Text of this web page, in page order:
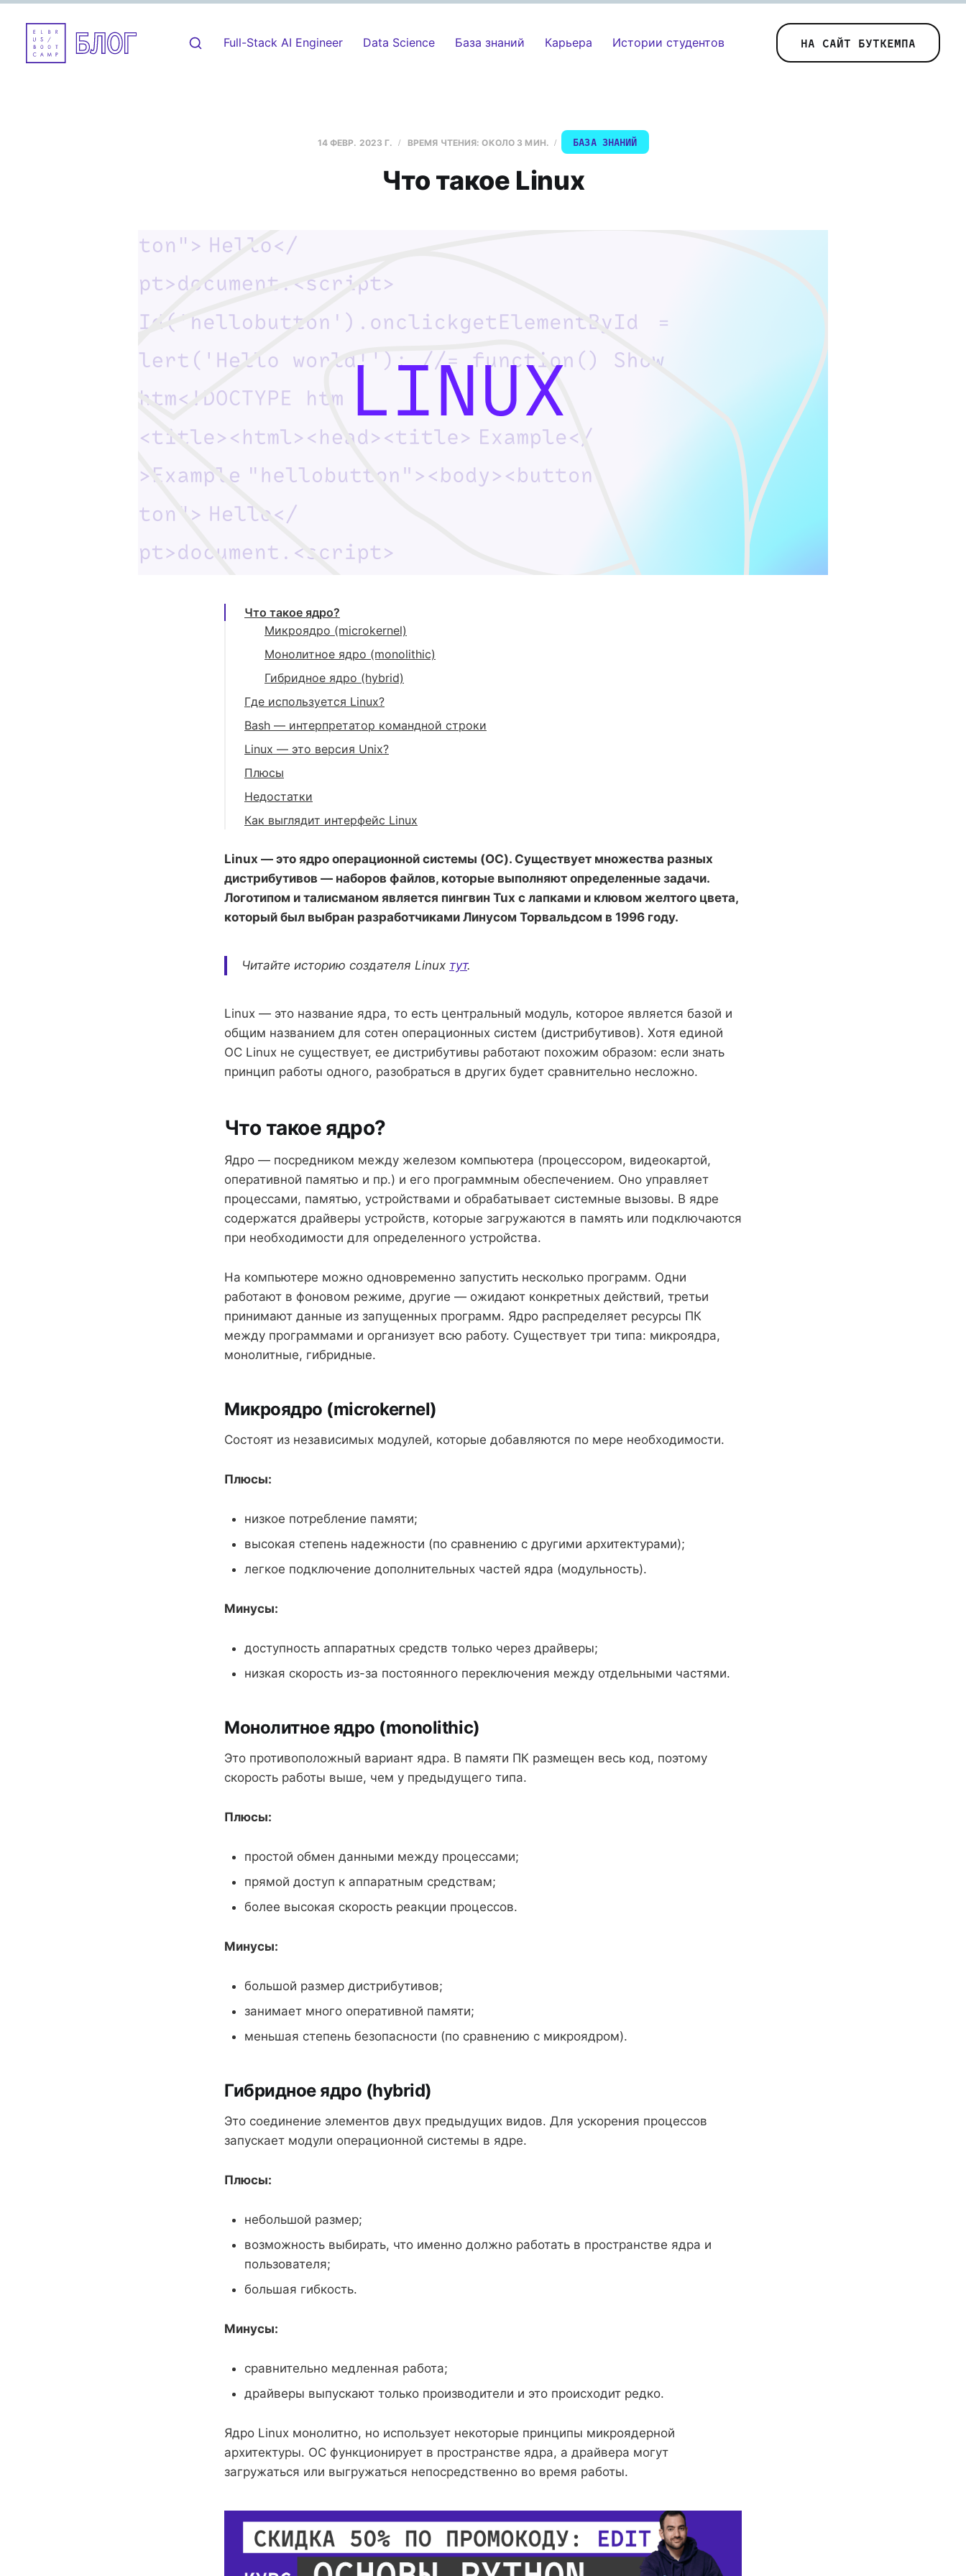
Full-Stack AI Engineer Data Science База знаний Карьера Истории студентов НА САЙТ БУТКЕМПА
14 ФЕВР. 2023 Г. ВРЕМЯ ЧТЕНИЯ: ОКОЛО 3 МИН. БАЗА ЗНАНИЙ
Что такое Linux
Что такое ядро?
Микроядро (microkernel)
Монолитное ядро (monolithic)
Гибридное ядро (hybrid)
Где используется Linux?
Веб-серверы
Мобильные устройства
Bash — интерпретатор командной строки
Linux — это версия Unix?
Плюсы
Недостатки
Как выглядит интерфейс Linux
Linux — это ядро операционной системы (ОС). Существует множества разных
дистрибутивов — наборов файлов, которые выполняют определенные задачи.
Логотипом и талисманом является пингвин Tux с лапками и клювом желтого цвета,
который был выбран разработчиками Линусом Торвальдсом в 1996 году.
Читайте историю создателя Linux тут.
Linux — это название ядра, то есть центральный модуль, которое является базой и
общим названием для сотен операционных систем (дистрибутивов). Хотя единой
ОС Linux не существует, ее дистрибутивы работают похожим образом: если знать
принцип работы одного, разобраться в других будет сравнительно несложно.
Что такое ядро?
Ядро — посредником между железом компьютера (процессором, видеокартой,
оперативной памятью и пр.) и его программным обеспечением. Оно управляет
процессами, памятью, устройствами и обрабатывает системные вызовы. В ядре
содержатся драйверы устройств, которые загружаются в память или подключаются
при необходимости для определенного устройства.
На компьютере можно одновременно запустить несколько программ. Одни
работают в фоновом режиме, другие — ожидают конкретных действий, третьи
принимают данные из запущенных программ. Ядро распределяет ресурсы ПК
между программами и организует всю работу. Существует три типа: микроядра,
монолитные, гибридные.
Микроядро (microkernel)
Состоят из независимых модулей, которые добавляются по мере необходимости.
Плюсы:
низкое потребление памяти;
высокая степень надежности (по сравнению с другими архитектурами);
легкое подключение дополнительных частей ядра (модульность).
Минусы:
доступность аппаратных средств только через драйверы;
низкая скорость из-за постоянного переключения между отдельными частями.
Монолитное ядро (monolithic)
Это противоположный вариант ядра. В памяти ПК размещен весь код, поэтому
скорость работы выше, чем у предыдущего типа.
Плюсы:
простой обмен данными между процессами;
прямой доступ к аппаратным средствам;
более высокая скорость реакции процессов.
Минусы:
большой размер дистрибутивов;
занимает много оперативной памяти;
меньшая степень безопасности (по сравнению с микроядром).
Гибридное ядро (hybrid)
Это соединение элементов двух предыдущих видов. Для ускорения процессов
запускает модули операционной системы в ядре.
Плюсы:
небольшой размер;
возможность выбирать, что именно должно работать в пространстве ядра и
пользователя;
большая гибкость.
Минусы:
сравнительно медленная работа;
драйверы выпускают только производители и это происходит редко.
Ядро Linux монолитно, но использует некоторые принципы микроядерной
архитектуры. ОС функционирует в пространстве ядра, а драйвера могут
загружаться или выгружаться непосредственно во время работы.